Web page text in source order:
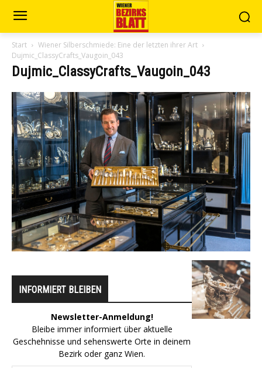
Start
Wiener Silberschmiede: Eine der letzten ihrer Art
Dujmic_ClassyCrafts_Vaugoin_043
Dujmic_ClassyCrafts_Vaugoin_043
INFORMIERT BLEIBEN
Newsletter-Anmeldung!
Bleibe immer informiert über aktuelle
Geschehnisse und sehenswerte Orte in deinem
Bezirk oder ganz Wien.